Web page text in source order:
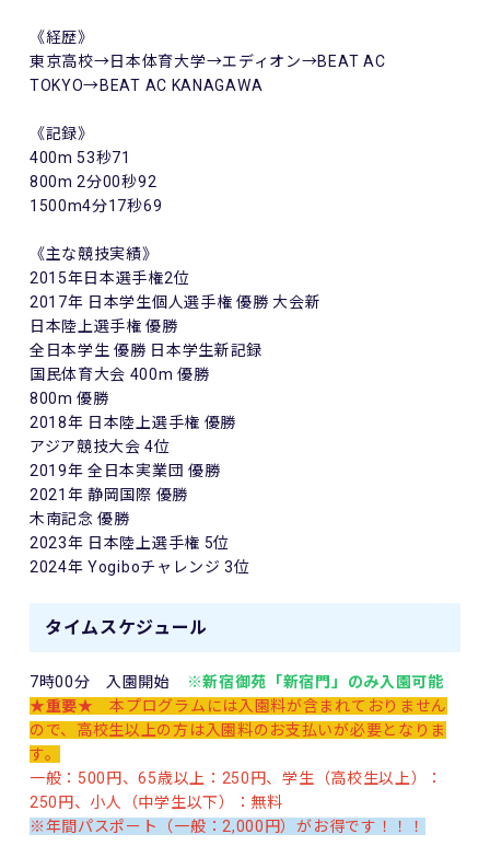
《経歴》
東京高校→日本体育大学→エディオン→BEAT AC
TOKYO→BEAT AC KANAGAWA
《記録》
400m 53秒71
800m 2分00秒92
1500m4分17秒69
《主な競技実績》
2015年日本選手権2位
2017年 日本学生個人選手権 優勝 大会新
日本陸上選手権 優勝
全日本学生 優勝 日本学生新記録
国民体育大会 400m 優勝
800m 優勝
2018年 日本陸上選手権 優勝
アジア競技大会 4位
2019年 全日本実業団 優勝
2021年 静岡国際 優勝
木南記念 優勝
2023年 日本陸上選手権 5位
2024年 Yogiboチャレンジ 3位
タイムスケジュール
7時00分 入園開始 ※新宿御苑「新宿門」のみ入園可能
★重要★
本プログラムには入園料が含まれておりません
ので、高校生以上の方は入園料のお支払いが必要となりま
す。
一般：500円、65歳以上：250円、学生（高校生以上）：
250円、小人（中学生以下）：無料
※年間パスポート（一般：2,000円）がお得です！！！